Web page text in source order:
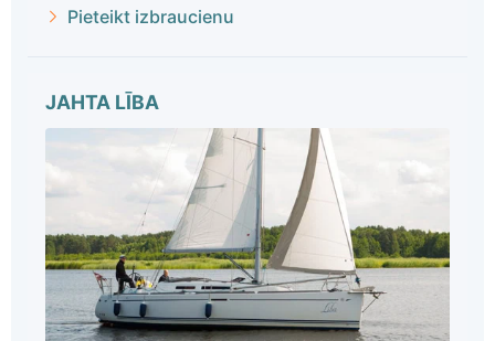
Pieteikt izbraucienu
JAHTA LĪBA